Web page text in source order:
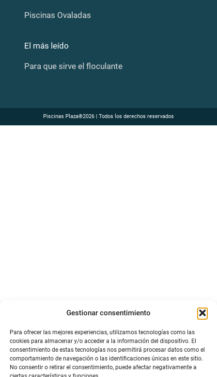
Gestionar consentimiento
Para ofrecer las mejores experiencias, utilizamos tecnologías como las
cookies para almacenar y/o acceder a la información del dispositivo. El
consentimiento de estas tecnologías nos permitirá procesar datos como el
comportamiento de navegación o las identificaciones únicas en este sitio.
No consentir o retirar el consentimiento, puede afectar negativamente a
Piscinas Ovaladas
El más leído
Para que sirve el floculante
Piscinas Plaza®2026 | Todos los derechos reservados